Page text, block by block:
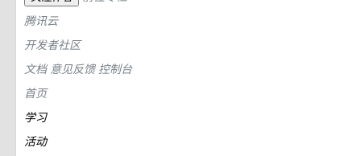
腾讯云
开发者社区
文档意见反馈 控制台
首页
学习
活动